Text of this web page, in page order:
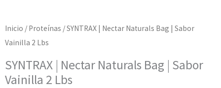
Inicio / Proteínas / SYNTRAX | Nectar Naturals Bag | Sabor
Vainilla 2 Lbs
SYNTRAX | Nectar Naturals Bag | Sabor
Vainilla 2 Lbs